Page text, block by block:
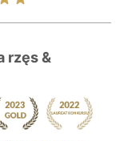
rzęs &